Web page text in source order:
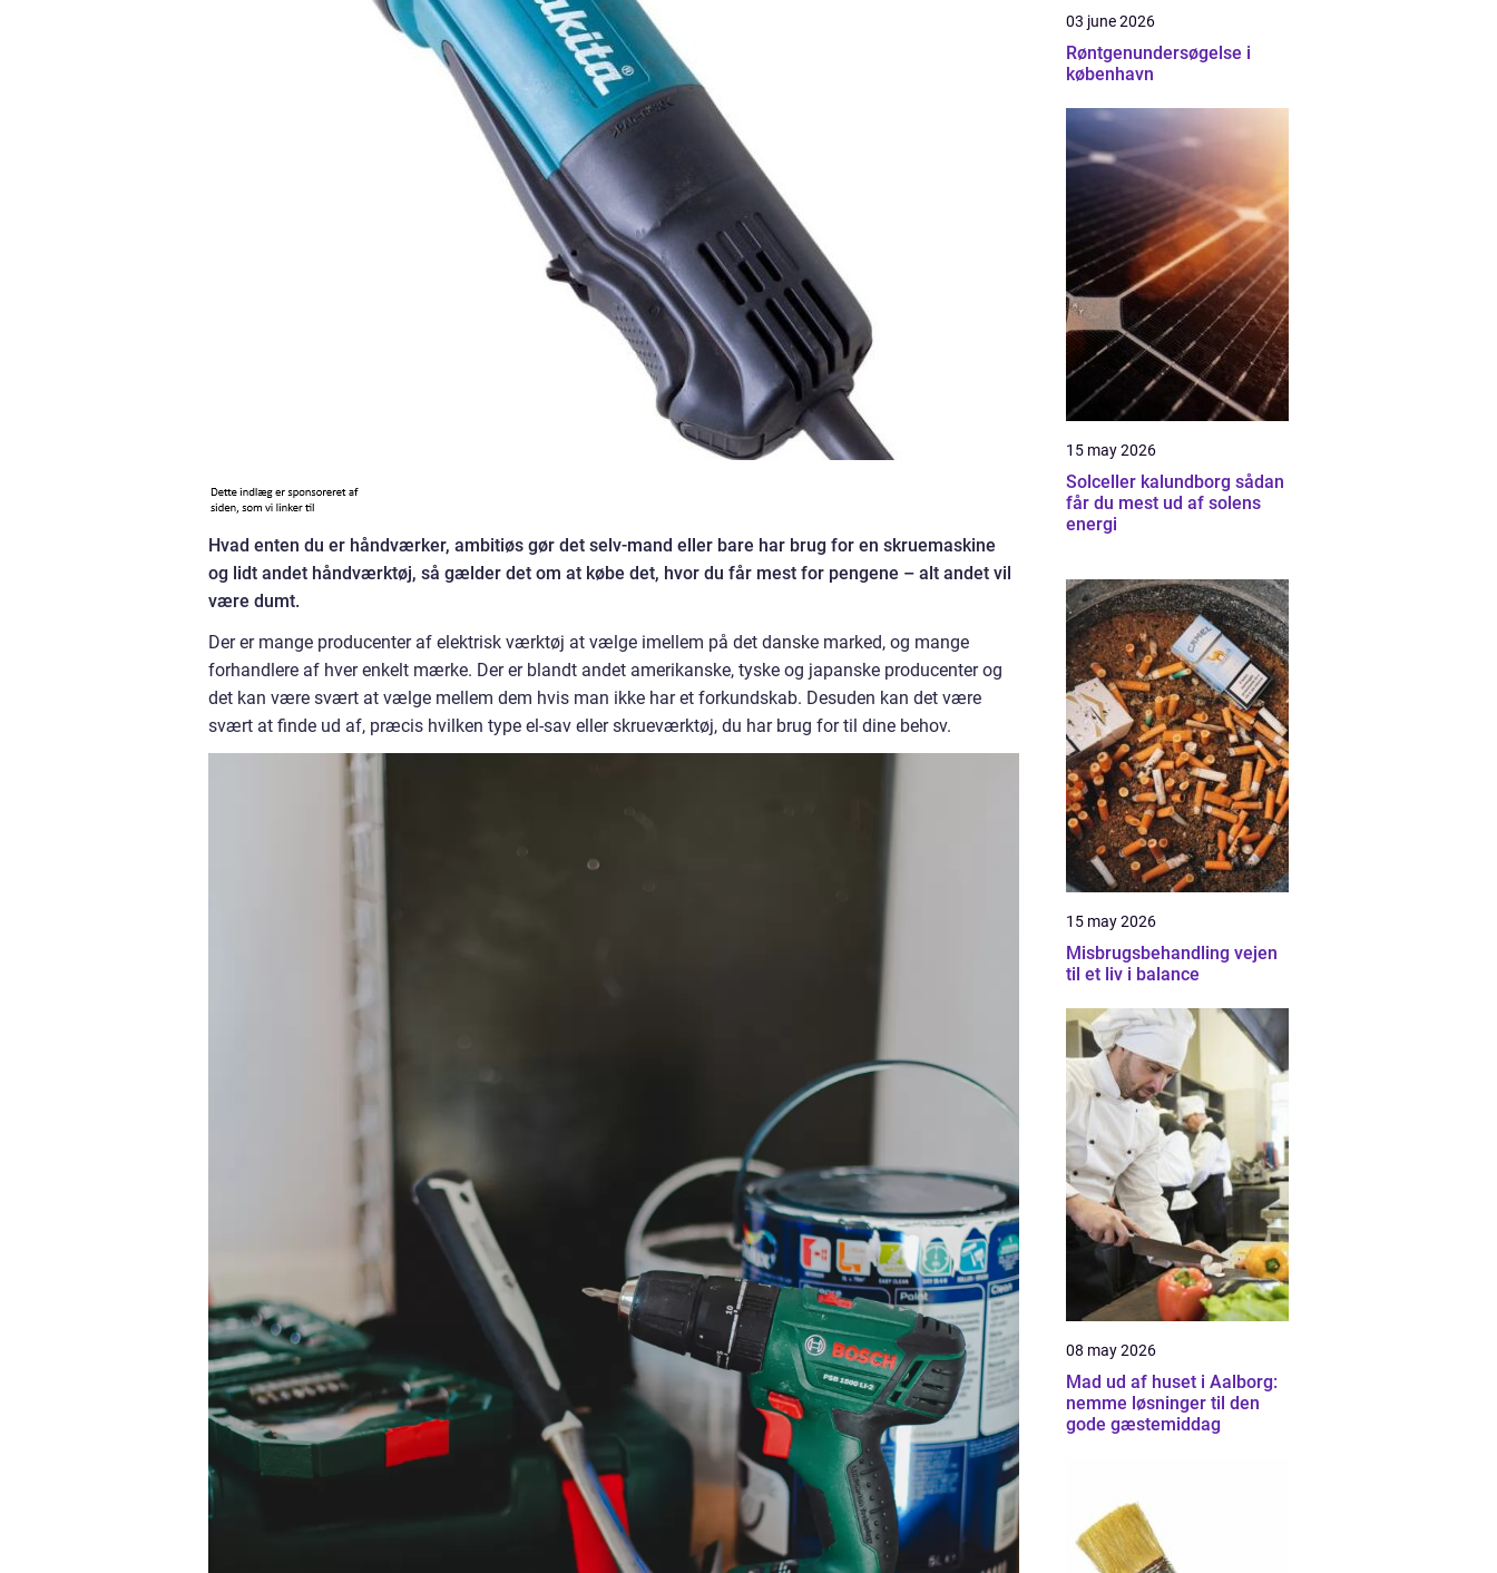
Hvad enten du er håndværker, ambitiøs gør det selv-mand eller bare har brug for en skruemaskine
og lidt andet håndværktøj, så gælder det om at købe det, hvor du får mest for pengene – alt andet vil
være dumt.
Der er mange producenter af elektrisk værktøj at vælge imellem på det danske marked, og mange
forhandlere af hver enkelt mærke. Der er blandt andet amerikanske, tyske og japanske producenter og
det kan være svært at vælge mellem dem hvis man ikke har et forkundskab. Desuden kan det være
svært at finde ud af, præcis hvilken type el-sav eller skrueværktøj, du har brug for til dine behov.
03 june 2026
Røntgenundersøgelse i
københavn
15 may 2026
Solceller kalundborg sådan
får du mest ud af solens
energi
15 may 2026
Misbrugsbehandling vejen
til et liv i balance
08 may 2026
Mad ud af huset i Aalborg:
nemme løsninger til den
gode gæstemiddag